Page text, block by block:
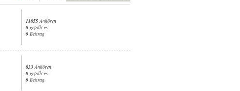
11855 Anhören
0 gefällt es
0 Beitrag
833 Anhören
0 gefällt es
0 Beitrag